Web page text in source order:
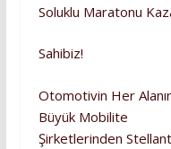
Soluklu Maratonu
Sahibiz!
Otomotivin Her
Büyük Mobilite
Şirketlerinden